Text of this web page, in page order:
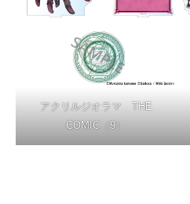
アクリルジオラマ THE
COMIC（9）